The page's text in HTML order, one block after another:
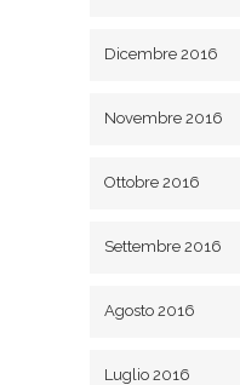
Dicembre 2016
Novembre 2016
Ottobre 2016
Settembre 2016
Agosto 2016
Luglio 2016